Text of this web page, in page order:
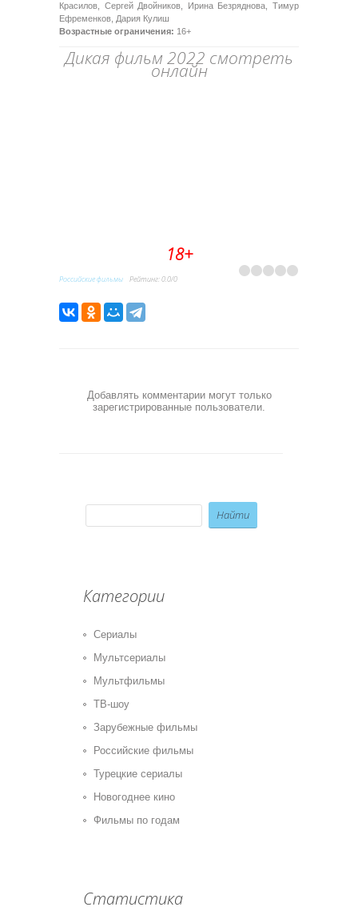
Красилов, Сергей Двойников, Ирина Безряднова, Тимур
Ефременков, Дария Кулиш
Возрастные ограничения: 16+
Дикая фильм 2022 смотреть
онлайн
18+
Российские фильмы Рейтинг:0.0/0
Добавлять комментарии могут только
зарегистрированные пользователи.
Категории
Сериалы
Мультсериалы
Мультфильмы
ТВ-шоу
Зарубежные фильмы
Российские фильмы
Турецкие сериалы
Новогоднее кино
Фильмы по годам
Статистика